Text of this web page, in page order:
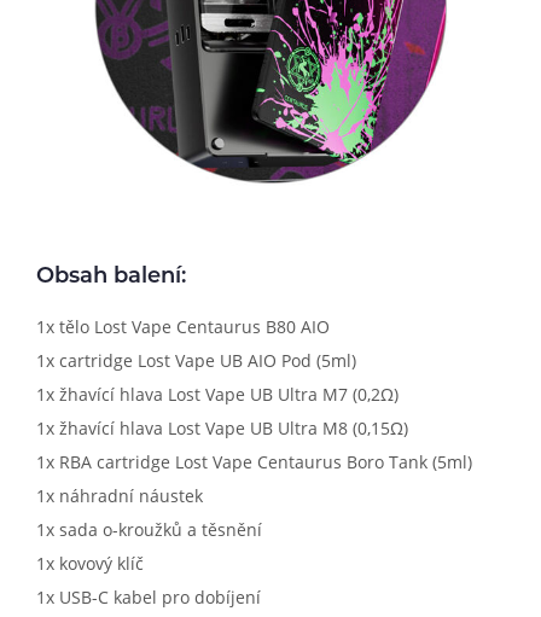
Obsah balení:
1x tělo Lost Vape Centaurus B80 AIO
1x cartridge Lost Vape UB AIO Pod (5ml)
1x žhavící hlava Lost Vape UB Ultra M7 (0,2Ω)
1x žhavící hlava Lost Vape UB Ultra M8 (0,15Ω)
1x RBA cartridge Lost Vape Centaurus Boro Tank (5ml)
1x náhradní náustek
1x sada o-kroužků a těsnění
1x kovový klíč
1x USB-C kabel pro dobíjení